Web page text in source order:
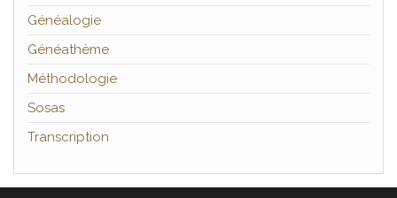
Généalogie
Généathème
Méthodologie
Sosas
Transcription